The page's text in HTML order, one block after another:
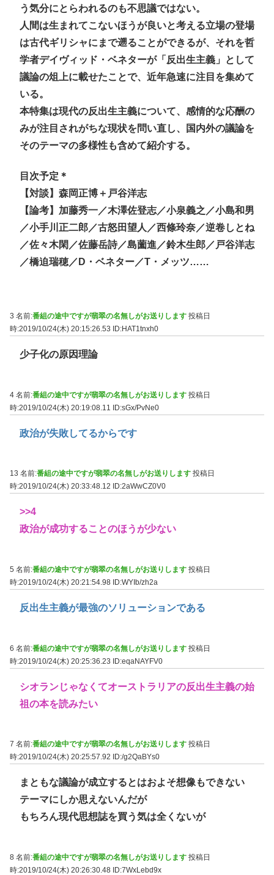
う気分にとらわれるのも不思議ではない。
人間は生まれてこないほうが良いと考える立場の登場
は古代ギリシャにまで遡ることができるが、それを哲
学者デイヴィッド・ベネターが「反出生主義」として
議論の俎上に載せたことで、近年急速に注目を集めて
いる。
本特集は現代の反出生主義について、感情的な応酬の
みが注目されがちな現状を問い直し、国内外の議論を
そのテーマの多様性も含めて紹介する。
目次予定＊
【対談】森岡正博＋戸谷洋志
【論考】加藤秀一／木澤佐登志／小泉義之／小島和男
／小手川正二郎／古怒田望人／西條玲奈／逆卷しとね
／佐々木閑／佐藤岳詩／島薗進／鈴木生郎／戸谷洋志
／橋迫瑞穂／D・ベネター／T・メッツ……
3 名前:番組の途中ですが翡翠の名無しがお送りします 投稿日
時:2019/10/24(木) 20:15:26.53
ID:HAT1tnxh0
少子化の原因理論
4 名前:番組の途中ですが翡翠の名無しがお送りします 投稿日
時:2019/10/24(木) 20:19:08.11 ID:sGx/PvNe0
政治が失敗してるからです
13 名前:番組の途中ですが翡翠の名無しがお送りします 投稿日
時:2019/10/24(木) 20:33:48.12
ID:2aWwCZ0V0
>>4
政治が成功することのほうが少ない
5 名前:番組の途中ですが翡翠の名無しがお送りします 投稿日
時:2019/10/24(木) 20:21:54.98 ID:WYIb/zh2a
反出生主義が最強のソリューションである
6 名前:番組の途中ですが翡翠の名無しがお送りします 投稿日
時:2019/10/24(木) 20:25:36.23 ID:eqaNAYFV0
シオランじゃなくてオーストラリアの反出生主義の始
祖の本を読みたい
7 名前:番組の途中ですが翡翠の名無しがお送りします 投稿日
時:2019/10/24(木) 20:25:57.92
ID:/g2QaBYs0
まともな議論が成立するとはおよそ想像もできない
テーマにしか思えないんだが
もちろん現代思想誌を買う気は全くないが
8 名前:番組の途中ですが翡翠の名無しがお送りします 投稿日
時:2019/10/24(木) 20:26:30.48 ID:7WxLebd9x